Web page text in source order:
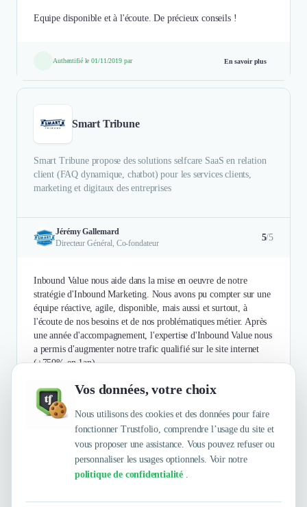
Vos données, votre choix
Nous utilisons des cookies et des données pour faire
fonctionner Trustfolio, comprendre l’usage du site et
vous proposer une assistance. Vous pouvez refuser ou
personnaliser les usages optionnels. Voir notre
politique de confidentialité .
Equipe disponible et à l'écoute. De précieux conseils !
Authentifié le 01/11/2019 par En savoir plus
Smart Tribune
Smart Tribune propose des solutions selfcare SaaS en relation
client (FAQ dynamique, chatbot) pour les services clients,
marketing et digitaux des entreprises
Jérémy Gallemard
Directeur Général, Co-fondateur
5/5
Inbound Value nous aide dans la mise en oeuvre de notre
stratégie d'Inbound Marketing. Nous avons pu compter sur une
équipe réactive, agile, disponible, mais aussi et surtout, à
l'écoute de nos besoins et de nos problématiques métier. Après
une année d'accompagnement, l'expertise d'Inbound Value nous
a permis d'augmenter notre trafic qualifié sur le site internet
(+750% en 1an).
Authentifié le 24/09/2018 par